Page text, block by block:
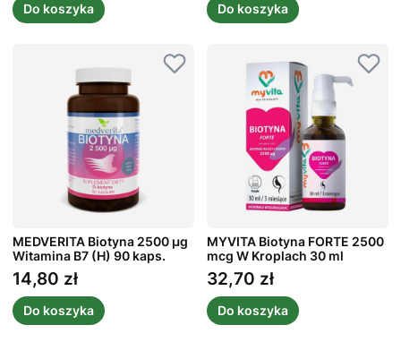
Do koszyka Do koszyka
MEDVERITA Biotyna 2500 µg
Witamina B7 (H) 90 kaps.
Cena
14,80 zł
Do koszyka
MYVITA Biotyna FORTE 2500
mcg W Kroplach 30 ml
Cena
32,70 zł
Do koszyka